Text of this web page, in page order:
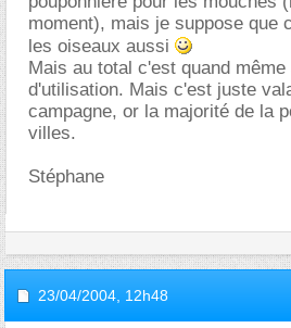
moment), mais je suppose que
les oiseaux aussi
Mais au total c'est quand
d'utilisation. Mais c'est juste
campagne, or la majorité de la
villes.
Stéphane
23/04/2004, 12h48